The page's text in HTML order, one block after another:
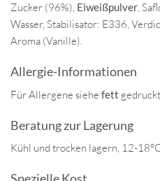
Zucker (96%), Eiweißpulver,
Wasser, Stabilisator: E336,
Aroma (Vanille).
Allergie-Informationen
Für Allergene siehe fett
Beratung zur Lagerung
Kühl und trocken lagern, 12-